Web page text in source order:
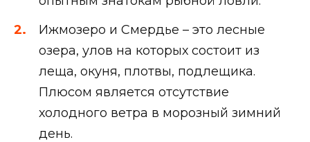
Ижмозеро и Смердье – это лесные
озера, улов на которых состоит из
леща, окуня, плотвы, подлещика.
Плюсом является отсутствие
холодного ветра в морозный зимний
день.